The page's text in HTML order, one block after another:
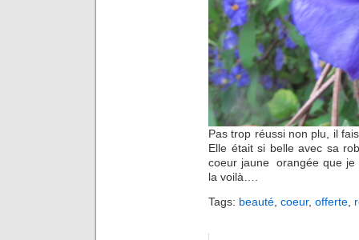
Pas trop réussi non plu, il
Elle était si belle avec sa
coeur jaune orangée que je
la voilà….
Tags: beauté coeur, offerte